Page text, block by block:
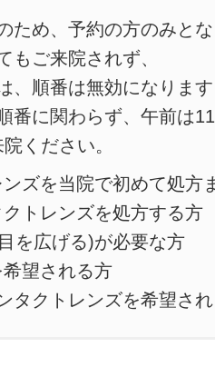
ため、予約の方のみと
ご来院されず、
、順番は無効になりま
番に関わらず、午前は
ください。
ズを当院で初めて処方
トレンズを処方する方
を広げる)が必要な方
望される方
タクトレンズを希望さ